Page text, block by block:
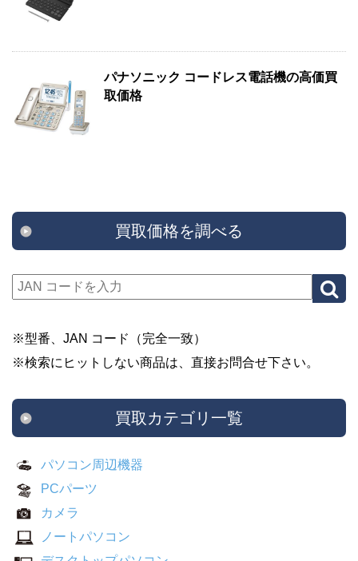
パナソニック コードレス電話機の高価買
取価格
買取価格を調べる
※型番、JAN コード（完全一致）
※検索にヒットしない商品は、直接お問合せ下さい。
買取カテゴリ一覧
パソコン周辺機器
PCパーツ
カメラ
ノートパソコン